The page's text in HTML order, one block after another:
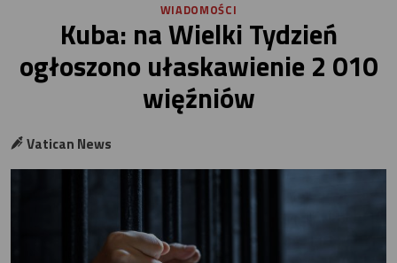
WIADOMOŚCI
Kuba: na Wielki Tydzień
ogłoszono ułaskawienie 2 010
więźniów
Vatican News